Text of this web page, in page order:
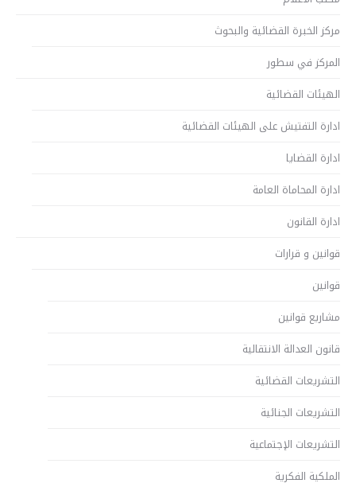
مركز الخبرة القضائية والبحوث
المركز في سطور
الهيئات القضائية
ادارة التفتيش على الهيئات القضائية
ادارة القضايا
ادارة المحاماة العامة
ادارة القانون
قوانين و قرارات
قوانين
مشاريع قوانين
قانون العدالة الانتقالية
التشريعات القضائية
التشريعات الجنائية
التشريعات الإجتماعية
الملكية الفكرية